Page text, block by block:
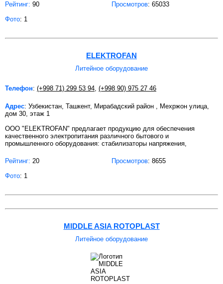
Рейтинг: 90 Просмотров: 65033
Фото: 1
ELEKTROFAN
Литейное оборудование
Телефон: (+998 71) 299 53 94, (+998 90) 975 27 46
Адрес: Узбекистан, Ташкент, Мирабадский район , Мехржон улица,
дом 30, этаж 1
ООО "ELEKTROFAN" предлагает продукцию для обеспечения
качественного электропитания различного бытового и
промышленного оборудования: стабилизаторы напряжения,
Рейтинг: 20 Просмотров: 8655
Фото: 1
MIDDLE ASIA ROTOPLAST
Литейное оборудование